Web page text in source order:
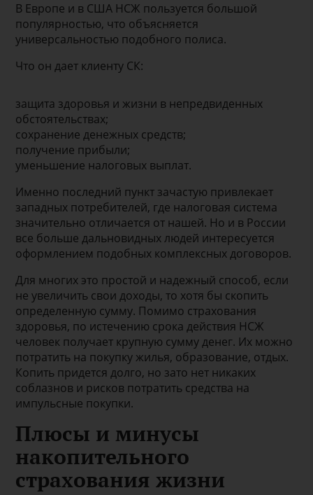
В Европе и в США НСЖ пользуется большой
популярностью, что объясняется
универсальностью подобного полиса.
Что он дает клиенту СК:
защита здоровья и жизни в непредвиденных
обстоятельствах;
сохранение денежных средств;
получение прибыли;
уменьшение налоговых выплат.
Именно последний пункт зачастую привлекает
западных потребителей, где налоговая система
значительно отличается от нашей. Но и в России
все больше дальновидных людей интересуется
оформлением подобных комплексных договоров.
Для многих это простой и надежный способ, если
не увеличить свои доходы, то хотя бы скопить
определенную сумму. Помимо страхования
здоровья, по истечению срока действия НСЖ
человек получает крупную сумму денег. Их можно
потратить на покупку жилья, образование, отдых.
Копить придется долго, но зато нет никаких
соблазнов и рисков потратить средства на
импульсные покупки.
Плюсы и минусы
накопительного
страхования жизни